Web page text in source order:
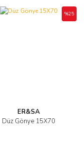
ER&SA
Düz Gönye 15X70
%25